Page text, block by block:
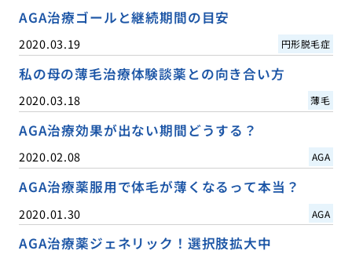
AGA治療ゴールと継続期間の目安
2020.03.19 円形脱毛症
私の母の薄毛治療体験談薬との向き合い方
2020.03.18 薄毛
AGA治療効果が出ない期間どうする？
2020.02.08 AGA
AGA治療薬服用で体毛が薄くなるって本当？
2020.01.30 AGA
AGA治療薬ジェネリック！選択肢拡大中